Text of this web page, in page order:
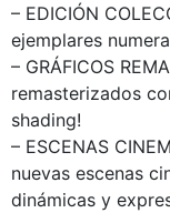
– EDICIÓN
ejemplares
– GRÁFICOS
remasterizados
shading!
– ESCENAS
nuevas escenas
dinámicas y